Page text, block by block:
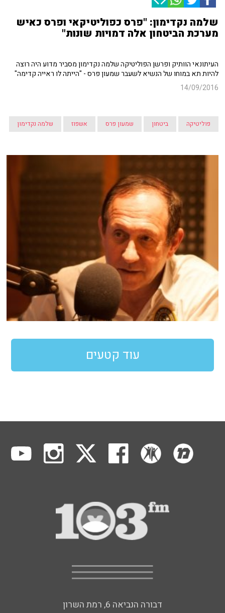
שלמה נקדימון: "פרס כפוליטיקאי ופרס כאיש
מערכת הביטחון אלה דמויות שונות"
העיתונאי הוותיק ופרשן הפוליטיקה שלמה נקדימון מסביר מדוע היה רוצה
להיות תא במוחו של הנשיא לשעבר שמעון פרס - "הייתה לו ראייה קדימה"
14/09/2016
פוליטיקה ביטחון שמעון פרס אשפוז שלמה נקדימון
עוד קטעים
דבורה הנביאה 6, רמת השרון